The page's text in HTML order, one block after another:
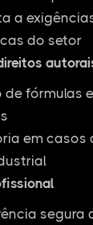
a
do setor
de fórmulas
em casos
segura